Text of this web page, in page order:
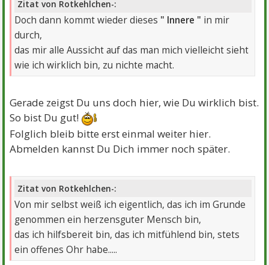
Zitat von Rotkehlchen-:
Doch dann kommt wieder dieses " Innere " in mir
durch,
das mir alle Aussicht auf das man mich vielleicht sieht
wie ich wirklich bin, zu nichte macht.
Gerade zeigst Du uns doch hier, wie Du wirklich bist.
So bist Du gut!
Folglich bleib bitte erst einmal weiter hier.
Abmelden kannst Du Dich immer noch später.
Zitat von Rotkehlchen-:
Von mir selbst weiß ich eigentlich, das ich im Grunde
genommen ein herzensguter Mensch bin,
das ich hilfsbereit bin, das ich mitfühlend bin, stets
ein offenes Ohr habe.....